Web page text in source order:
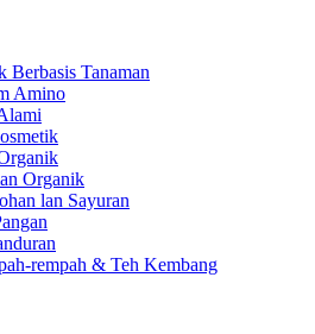
Berbasis Tanaman
Amino
Organik
lan Sayuran
rempah & Teh Kembang